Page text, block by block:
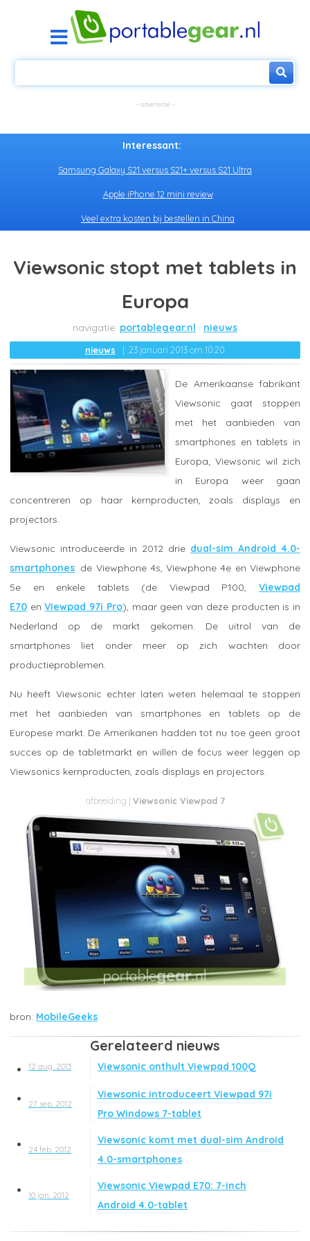
Interessant:
Samsung Galaxy S21 versus S21+ versus S21 Ultra
Apple iPhone 12 mini review
Veel extra kosten bij bestellen in China
Viewsonic stopt met tablets in
Europa
portablegear.nl nieuws
nieuws 23 januari 2013 om 10:20
De Amerikaanse fabrikant
Viewsonic gaat stoppen
met het aanbieden van
smartphones en tablets in
Europa; Viewsonic wil zich
in Europa weer gaan
concentreren op haar kernproducten, zoals displays en
projectors.
Viewsonic introduceerde in 2012 drie dual-sim Android 4.0-
smartphones: de Viewphone 4s, Viewphone 4e en Viewphone
5e en enkele tablets (de Viewpad P100, Viewpad
E70 enViewpad 97i Pro), maar geen van deze producten is in
Nederland op de markt gekomen. De uitrol van de
smartphones liet onder meer op zich wachten door
productieproblemen.
Nu heeft Viewsonic echter laten weten helemaal te stoppen
met het aanbieden van smartphones en tablets op de
Europese markt. De Amerikanen hadden tot nu toe geen groot
succes op de tabletmarkt en willen de focus weer leggen op
Viewsonics kernproducten, zoals displays en projectors.
Viewsonic Viewpad 7
MobileGeeks
Gerelateerd nieuws
12 aug. 2013 Viewsonic onthult Viewpad 100Q
27 sep. 2012
Viewsonic introduceert Viewpad 97i
Pro Windows 7-tablet
24 feb. 2012
Viewsonic komt met dual-sim Android
4.0-smartphones
10 jan. 2012
Viewsonic Viewpad E70: 7-inch
Android 4.0-tablet